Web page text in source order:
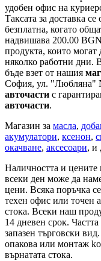
удобен офис на
Таксата за доставка
безплатна, когато
надвишава 200.00
продукта, които могат
няколко работни дни.
бъде взет от нашия
София, ул. "Любляна"
авточасти с
авточасти.
Магазин за масла,
акумулатори, ксенон,
окачване, аксесоари, и
Наличността и цените
всеки ден може да
цени. Всяка поръчка
техен офис или точен
стока. Всеки наш
14 дневен срок.
запазен търговски
опакова или монтаж
върнатата стока.